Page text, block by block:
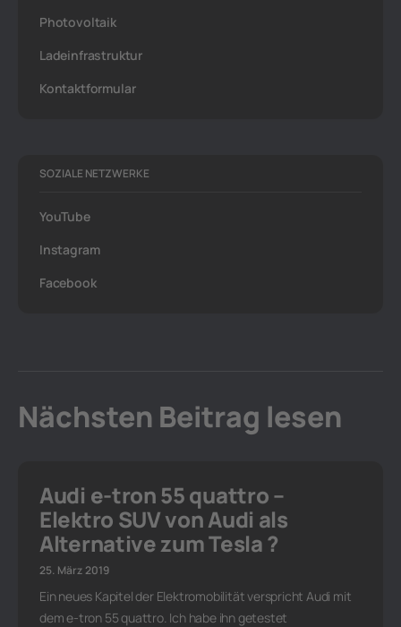
Photovoltaik
Ladeinfrastruktur
Kontaktformular
SOZIALE NETZWERKE
YouTube
Instagram
Facebook
Nächsten Beitrag lesen
Audi e-tron 55 quattro –
Elektro SUV von Audi als
Alternative zum Tesla ?
25. März 2019
Ein neues Kapitel der Elektromobilität verspricht Audi mit
dem e-tron 55 quattro. Ich habe ihn getestet